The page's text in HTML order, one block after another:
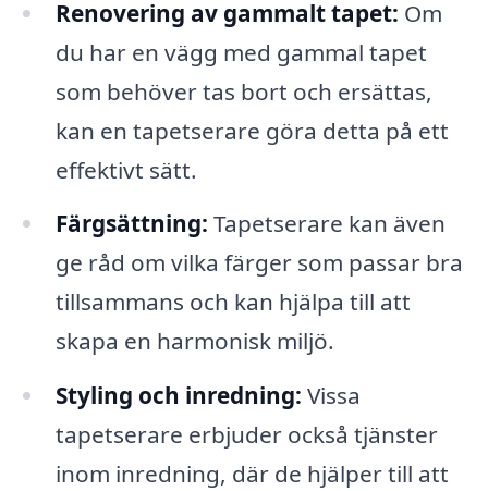
Renovering av gammalt tapet: Om
du har en vägg med gammal tapet
som behöver tas bort och ersättas,
kan en tapetserare göra detta på ett
effektivt sätt.
Färgsättning: Tapetserare kan även
ge råd om vilka färger som passar bra
tillsammans och kan hjälpa till att
skapa en harmonisk miljö.
Styling och inredning: Vissa
tapetserare erbjuder också tjänster
inom inredning, där de hjälper till att